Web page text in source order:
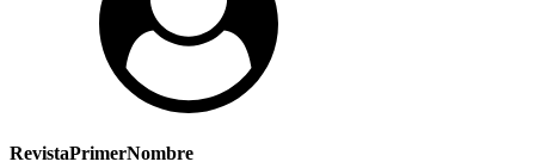
RevistaPrimerNombre